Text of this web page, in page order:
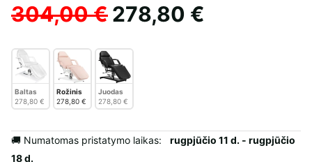
304,00 €278,80 €
Baltas
278,80 €
Rožinis
278,80 €
Juodas
278,80 €
🚚 Numatomas pristatymo laikas: rugpjūčio 11 d. - rugpjūčio
18 d.